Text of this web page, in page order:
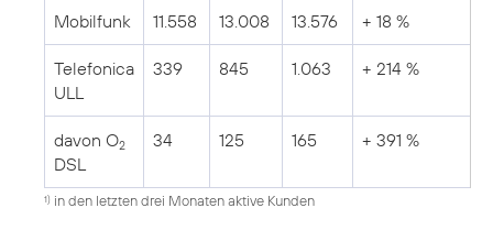
Mobilfunk 11.558 13.008 13.576 + 18 %
Telefonica
ULL
339 845 1.063 + 214 %
davon O2
DSL
34 125 165 + 391 %
1) in den letzten drei Monaten aktive Kunden